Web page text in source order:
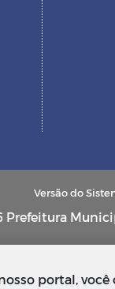
Versão do
portal, você